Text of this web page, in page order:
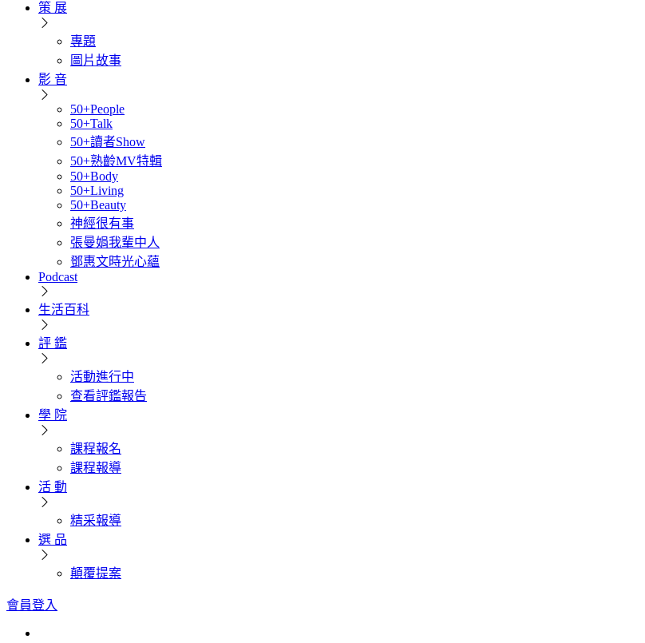
策 展
專題
圖片故事
影 音
50+People
50+Talk
50+讀者Show
50+熟齡MV特輯
50+Body
50+Living
50+Beauty
神經很有事
張曼娟我輩中人
鄧惠文時光心蘊
Podcast
生活百科
評 鑑
活動進行中
查看評鑑報告
學 院
課程報名
課程報導
活 動
精采報導
選 品
顛覆提案
會員登入